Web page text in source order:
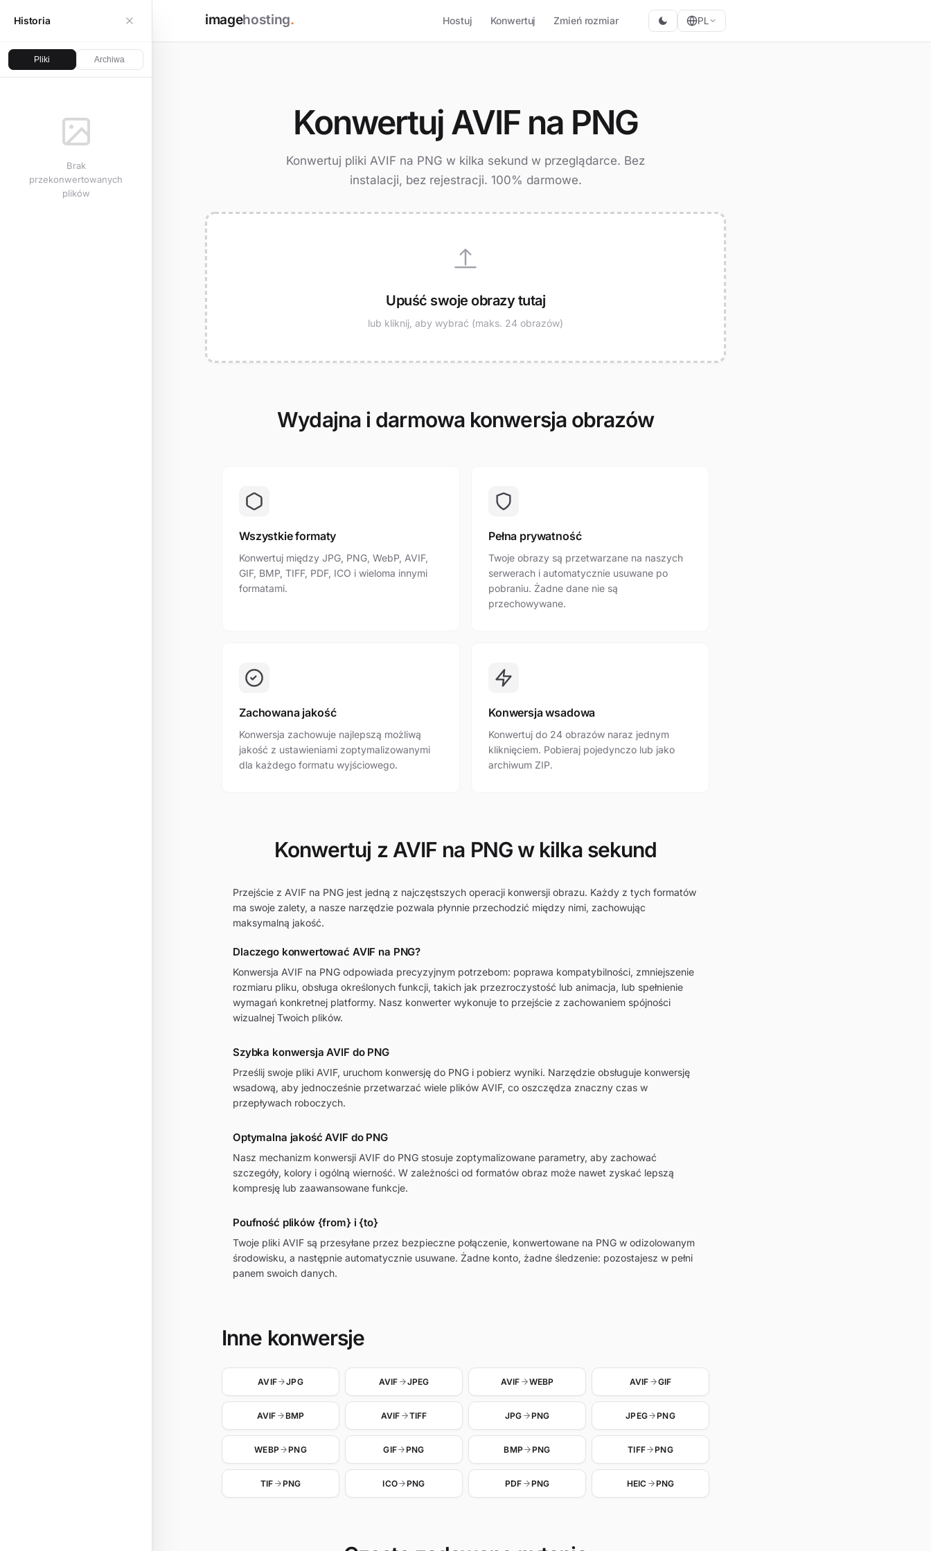
imagehosting. Hostuj Konwertuj Zmień rozmiar PL
Historia
Pliki Archiwa
Brak
przekonwertowanych
plików
Konwertuj AVIF na PNG
Konwertuj pliki AVIF na PNG w kilka sekund w przeglądarce. Bez
instalacji, bez rejestracji. 100% darmowe.
Upuść swoje obrazy tutaj
lub kliknij, aby wybrać (maks. 24 obrazów)
Wydajna i darmowa konwersja obrazów
Wszystkie formaty
Konwertuj między JPG, PNG, WebP, AVIF,
GIF, BMP, TIFF, PDF, ICO i wieloma innymi
formatami.
Pełna prywatność
Twoje obrazy są przetwarzane na naszych
serwerach i automatycznie usuwane po
pobraniu. Żadne dane nie są
przechowywane.
Zachowana jakość
Konwersja zachowuje najlepszą możliwą
jakość z ustawieniami zoptymalizowanymi
dla każdego formatu wyjściowego.
Konwersja wsadowa
Konwertuj do 24 obrazów naraz jednym
kliknięciem. Pobieraj pojedynczo lub jako
archiwum ZIP.
Konwertuj z AVIF na PNG w kilka sekund
Przejście z AVIF na PNG jest jedną z najczęstszych operacji konwersji obrazu. Każdy z tych formatów
ma swoje zalety, a nasze narzędzie pozwala płynnie przechodzić między nimi, zachowując
maksymalną jakość.
Dlaczego konwertować AVIF na PNG?
Konwersja AVIF na PNG odpowiada precyzyjnym potrzebom: poprawa kompatybilności, zmniejszenie
rozmiaru pliku, obsługa określonych funkcji, takich jak przezroczystość lub animacja, lub spełnienie
wymagań konkretnej platformy. Nasz konwerter wykonuje to przejście z zachowaniem spójności
wizualnej Twoich plików.
Szybka konwersja AVIF do PNG
Prześlij swoje pliki AVIF, uruchom konwersję do PNG i pobierz wyniki. Narzędzie obsługuje konwersję
wsadową, aby jednocześnie przetwarzać wiele plików AVIF, co oszczędza znaczny czas w
przepływach roboczych.
Optymalna jakość AVIF do PNG
Nasz mechanizm konwersji AVIF do PNG stosuje zoptymalizowane parametry, aby zachować
szczegóły, kolory i ogólną wierność. W zależności od formatów obraz może nawet zyskać lepszą
kompresję lub zaawansowane funkcje.
Poufność plików {from} i {to}
Twoje pliki AVIF są przesyłane przez bezpieczne połączenie, konwertowane na PNG w odizolowanym
środowisku, a następnie automatycznie usuwane. Żadne konto, żadne śledzenie: pozostajesz w pełni
panem swoich danych.
Inne konwersje
AVIF JPG AVIF JPEG AVIF WEBP AVIF GIF
AVIF BMP AVIF TIFF JPG PNG JPEG PNG
WEBP PNG GIF PNG BMP PNG TIFF PNG
TIF PNG ICO PNG PDF PNG HEIC PNG